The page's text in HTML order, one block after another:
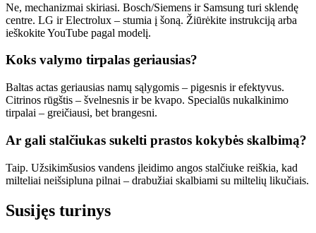
Ne, mechanizmai skiriasi. Bosch/Siemens ir Samsung turi sklendę
centre. LG ir Electrolux – stumia į šoną. Žiūrėkite instrukciją arba
ieškokite YouTube pagal modelį.
Koks valymo tirpalas geriausias?
Baltas actas geriausias namų sąlygomis – pigesnis ir efektyvus.
Citrinos rūgštis – švelnesnis ir be kvapo. Specialūs nukalkinimo
tirpalai – greičiausi, bet brangesni.
Ar gali stalčiukas sukelti prastos kokybės skalbimą?
Taip. Užsikimšusios vandens įleidimo angos stalčiuke reiškia, kad
milteliai neišsipluna pilnai – drabužiai skalbiami su miltelių likučiais.
Susijęs turinys